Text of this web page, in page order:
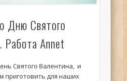
Дню Святого
Работа Annet
Святого Валентина, и
приготовить для наших